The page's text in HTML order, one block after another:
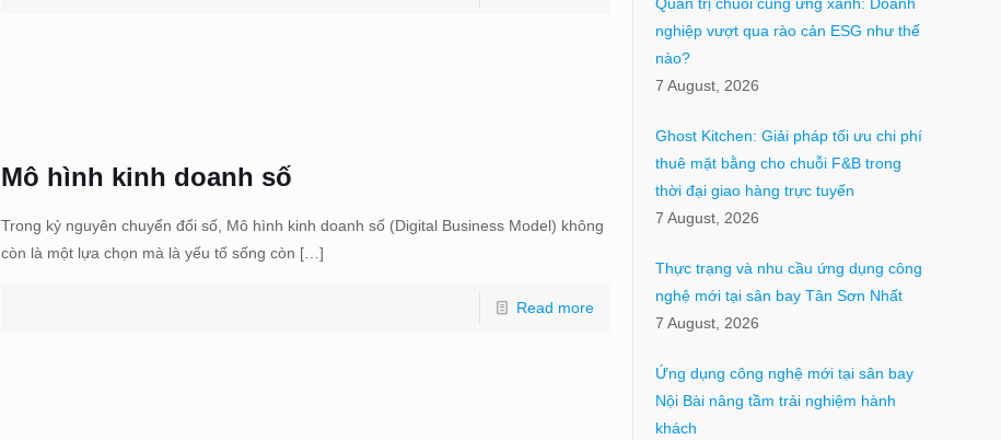
Mô hình kinh doanh số
Trong kỷ nguyên chuyển đổi số, Mô hình kinh doanh số (Digital Business Model) không
còn là một lựa chọn mà là yếu tố sống còn […]
Read more
Quản trị chuỗi cung ứng xanh: Doanh
nghiệp vượt qua rào cản ESG như thế
nào?
7 August, 2026
Ghost Kitchen: Giải pháp tối ưu chi phí
thuê mặt bằng cho chuỗi F&B trong
thời đại giao hàng trực tuyến
7 August, 2026
Thực trạng và nhu cầu ứng dụng công
nghệ mới tại sân bay Tân Sơn Nhất
7 August, 2026
Ứng dụng công nghệ mới tại sân bay
Nội Bài nâng tầm trải nghiệm hành
khách